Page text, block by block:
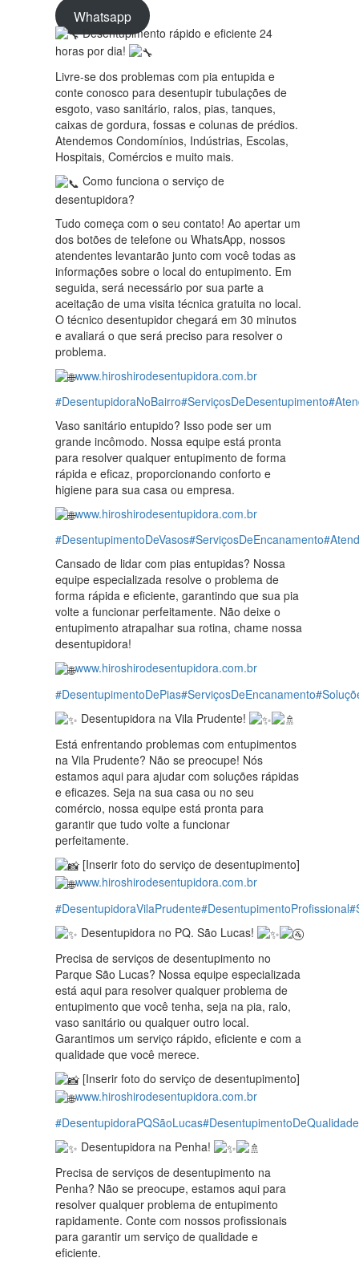
Whatsapp
Desentupimento rápido e eficiente 24
horas por dia!
Livre-se dos problemas com pia entupida e
conte conosco para desentupir tubulações de
esgoto, vaso sanitário, ralos, pias, tanques,
caixas de gordura, fossas e colunas de prédios.
Atendemos Condomínios, Indústrias, Escolas,
Hospitais, Comércios e muito mais.
Como funciona o serviço de
desentupidora?
Tudo começa com o seu contato! Ao apertar um
dos botões de telefone ou WhatsApp, nossos
atendentes levantarão junto com você todas as
informações sobre o local do entupimento. Em
seguida, será necessário por sua parte a
aceitação de uma visita técnica gratuita no local.
O técnico desentupidor chegará em 30 minutos
e avaliará o que será preciso para resolver o
problema.
www.hiroshirodesentupidora.com.br
#DesentupidoraNoBairro#ServiçosDeDesentupimento
Vaso sanitário entupido? Isso pode ser um
grande incômodo. Nossa equipe está pronta
para resolver qualquer entupimento de forma
rápida e eficaz, proporcionando conforto e
higiene para sua casa ou empresa.
www.hiroshirodesentupidora.com.br
#DesentupimentoDeVasos#ServiçosDeEncanamento
Cansado de lidar com pias entupidas? Nossa
equipe especializada resolve o problema de
forma rápida e eficiente, garantindo que sua pia
volte a funcionar perfeitamente. Não deixe o
entupimento atrapalhar sua rotina, chame nossa
desentupidora!
www.hiroshirodesentupidora.com.br
#DesentupimentoDePias#ServiçosDeEncanamento
Desentupidora na Vila Prudente!
Está enfrentando problemas com entupimentos
na Vila Prudente? Não se preocupe! Nós
estamos aqui para ajudar com soluções rápidas
e eficazes. Seja na sua casa ou no seu
comércio, nossa equipe está pronta para
garantir que tudo volte a funcionar
perfeitamente.
[Inserir foto do serviço de desentupimento]
www.hiroshirodesentupidora.com.br
#DesentupidoraVilaPrudente#DesentupimentoProfissional
Desentupidora no PQ. São Lucas!
Precisa de serviços de desentupimento no
Parque São Lucas? Nossa equipe especializada
está aqui para resolver qualquer problema de
entupimento que você tenha, seja na pia, ralo,
vaso sanitário ou qualquer outro local.
Garantimos um serviço rápido, eficiente e com a
qualidade que você merece.
[Inserir foto do serviço de desentupimento]
www.hiroshirodesentupidora.com.br
#DesentupidoraPQSãoLucas#DesentupimentoDeQualidade
Desentupidora na Penha!
Precisa de serviços de desentupimento na
Penha? Não se preocupe, estamos aqui para
resolver qualquer problema de entupimento
rapidamente. Conte com nossos profissionais
para garantir um serviço de qualidade e
eficiente.